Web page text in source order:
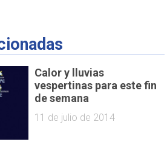
Calor y lluvias
vespertinas para este fin
de semana
11 de julio de 2014